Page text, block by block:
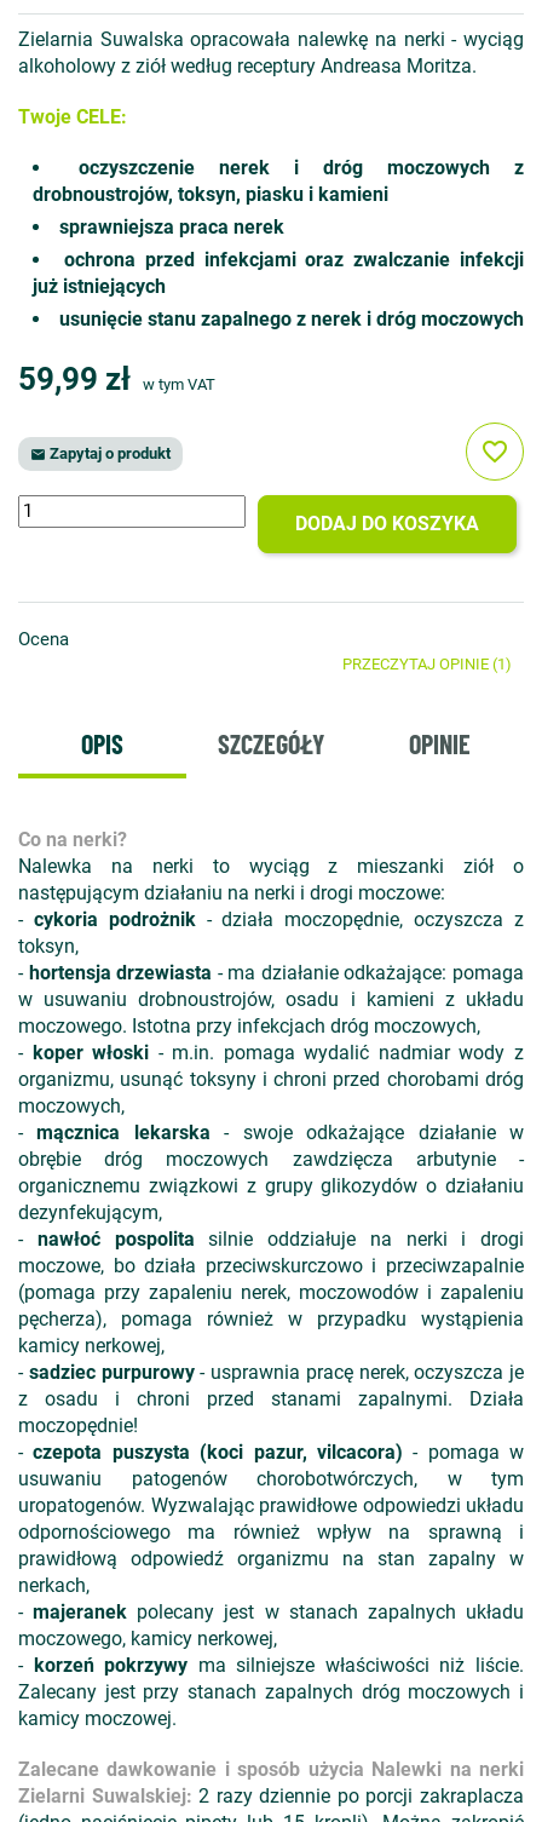
Zielarnia Suwalska opracowała nalewkę na nerki - wyciąg
alkoholowy z ziół według receptury Andreasa Moritza.
Twoje CELE:
oczyszczenie nerek i dróg moczowych z
drobnoustrojów, toksyn, piasku i kamieni
sprawniejsza praca nerek
ochrona przed infekcjami oraz zwalczanie infekcji
już istniejących
usunięcie stanu zapalnego z nerek i dróg moczowych
59,99 zł w tym VAT
 Zapytaj o produkt
DODAJ DO KOSZYKA
favorite_border
Ocena
PRZECZYTAJ OPINIE (1)
OPIS SZCZEGÓŁY OPINIE
Co na nerki?
Nalewka na nerki to wyciąg z mieszanki ziół o
następującym działaniu na nerki i drogi moczowe:
-cykoria podrożnik- działa moczopędnie, oczyszcza z
toksyn,
- hortensja drzewiasta - ma działanie odkażające: pomaga
w usuwaniu drobnoustrojów, osadu i kamieni z układu
moczowego. Istotna przy infekcjach dróg moczowych,
- koper włoski - m.in. pomaga wydalić nadmiar wody z
organizmu, usunąć toksyny i chroni przed chorobami dróg
moczowych,
-mącznica lekarska - swoje odkażające działanie w
obrębie dróg moczowych zawdzięcza arbutynie -
organicznemu związkowi z grupy glikozydów o działaniu
dezynfekującym,
- nawłoć pospolita silnie oddziałuje na nerki i drogi
moczowe, bo działa przeciwskurczowo i przeciwzapalnie
(pomaga przy zapaleniu nerek, moczowodów i zapaleniu
pęcherza), pomaga również w przypadku wystąpienia
kamicy nerkowej,
- sadziec purpurowy- usprawnia pracę nerek, oczyszcza je
z osadu i chroni przed stanami zapalnymi. Działa
moczopędnie!
-czepota puszysta (koci pazur, vilcacora) - pomaga w
usuwaniu patogenów chorobotwórczych, w tym
uropatogenów. Wyzwalając prawidłowe odpowiedzi układu
odpornościowego ma również wpływ na sprawną i
prawidłową odpowiedź organizmu na stan zapalny w
nerkach,
-majeranek polecany jest w stanach zapalnych układu
moczowego, kamicy nerkowej,
- korzeń pokrzywy ma silniejsze właściwości niż liście.
Zalecany jest przy stanach zapalnych dróg moczowych i
kamicy moczowej.
Zalecane dawkowanie i sposób użycia Nalewki na nerki
Zielarni Suwalskiej:2 razy dziennie po porcji zakraplacza